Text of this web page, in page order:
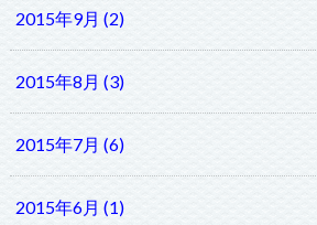
2015年9月 (2)
2015年8月 (3)
2015年7月 (6)
2015年6月 (1)